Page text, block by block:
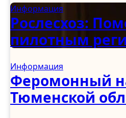
Информация
Рослесхоз:
пилотным
деревянных
Информация
Феромонный
Тюменской